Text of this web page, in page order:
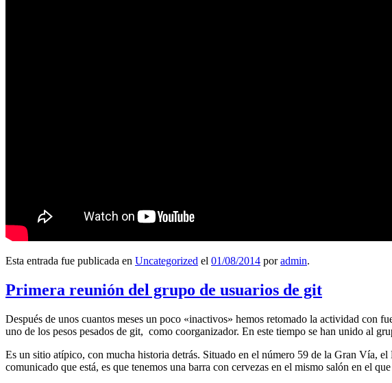
Esta entrada fue publicada en Uncategorized el 01/08/2014 poradmin.
Primera reunión del grupo de usuarios de git
Después de unos cuantos meses un poco «inactivos» hemos retomado la actividad con
uno de los pesos pesados de git, como coorganizador. En este tiempo se han unido al
Es un sitio atípico, con mucha historia detrás. Situado en el número 59 de la Gran Vía,
comunicado que está, es que tenemos una barra con cervezas en el mismo salón en el